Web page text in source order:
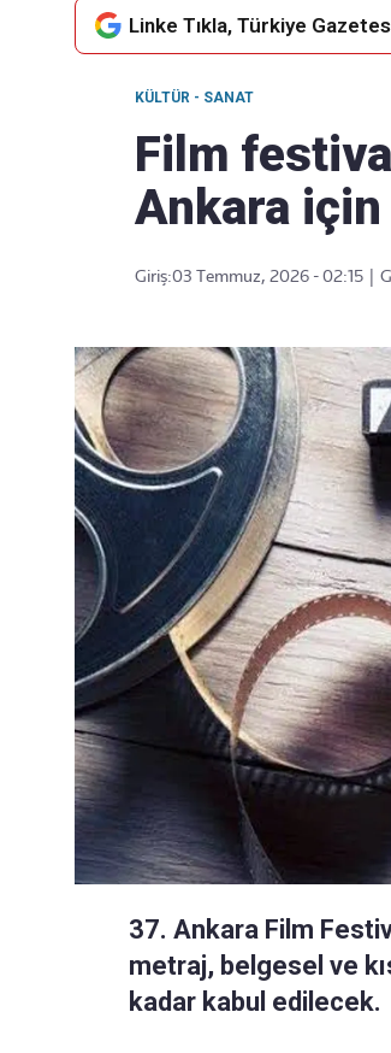
Takip Edin
akışımıza ulaşın
Linke Tıkla, Türkiye
KÜLTÜR - SANAT
Film
Ankara için
Giriş:03 Temmuz, 2026 - 02:15
37. Ankara Film
metraj, belgesel ve
kadar kabul edilecek.